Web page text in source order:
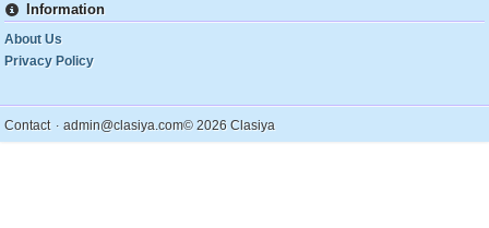
Information
About Us
Privacy Policy
Contact . admin@clasiya.com© 2026 Clasiya